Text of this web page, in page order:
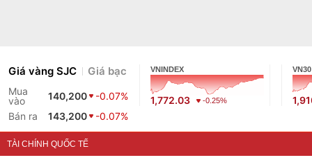
Giá vàng SJC Giá bạc
Mua
vào
140,200
-0.07%
Bán ra
143,200 -0.07%
VNINDEX
1,772.03 -0.25%
VN30
TÀI CHÍNH QUỐC TẾ